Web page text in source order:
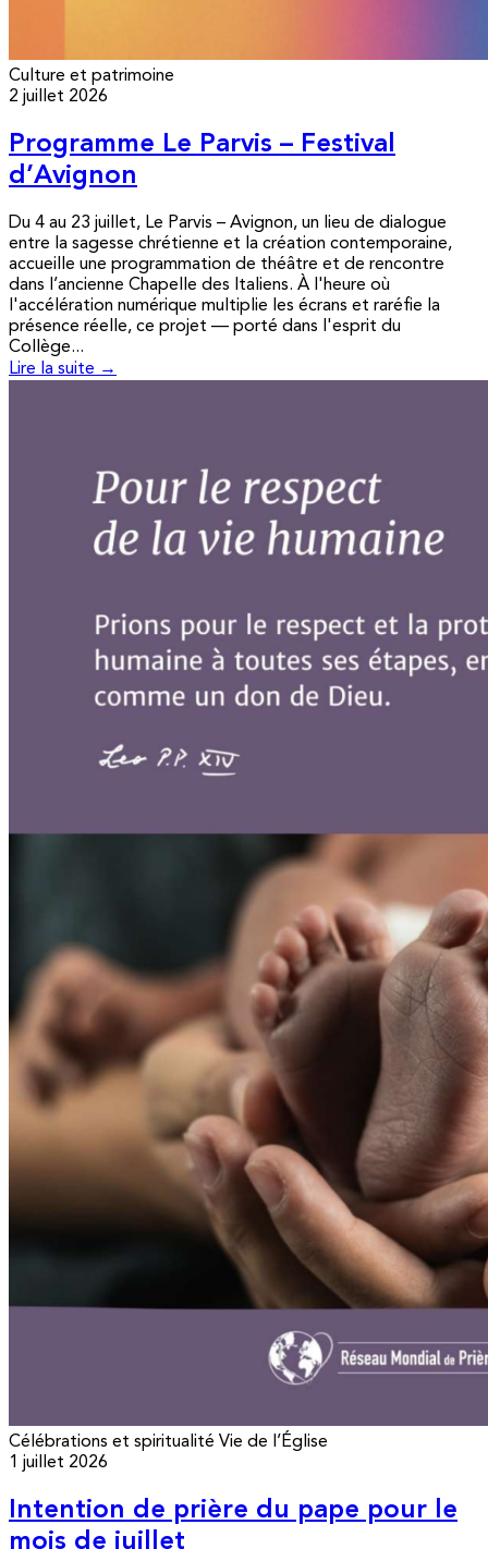
Culture et patrimoine
2 juillet 2026
Programme Le Parvis – Festival
d’Avignon
Du 4 au 23 juillet, Le Parvis – Avignon, un lieu de dialogue
entre la sagesse chrétienne et la création contemporaine,
accueille une programmation de théâtre et de rencontre
dans l’ancienne Chapelle des Italiens. À l'heure où
l'accélération numérique multiplie les écrans et raréfie la
présence réelle, ce projet — porté dans l'esprit du
Collège...
Lire la suite →
Célébrations et spiritualité Vie de l’Église
1 juillet 2026
Intention de prière du pape pour le
mois de juillet